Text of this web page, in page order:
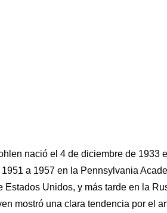
nació el 4 de diciembre de 1933
a 1957 en la Pennsylvania
Estados Unidos, y más tarde en la
mostró una clara tendencia por el